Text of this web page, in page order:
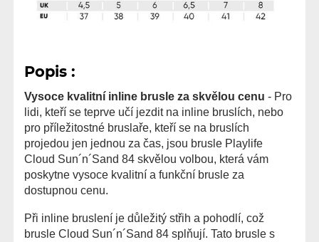
Popis :
Vysoce kvalitní inline brusle za skvělou cenu - Pro
lidi, kteří se teprve učí jezdit na inline bruslích, nebo
pro příležitostné bruslaře, kteří se na bruslích
projedou jen jednou za čas, jsou brusle Playlife
Cloud Sun´n´Sand 84 skvělou volbou, která vám
poskytne vysoce kvalitní a funkční brusle za
dostupnou cenu.
Při inline bruslení je důležitý střih a pohodlí, což
brusle Cloud Sun´n´Sand 84 splňují. Tato brusle s